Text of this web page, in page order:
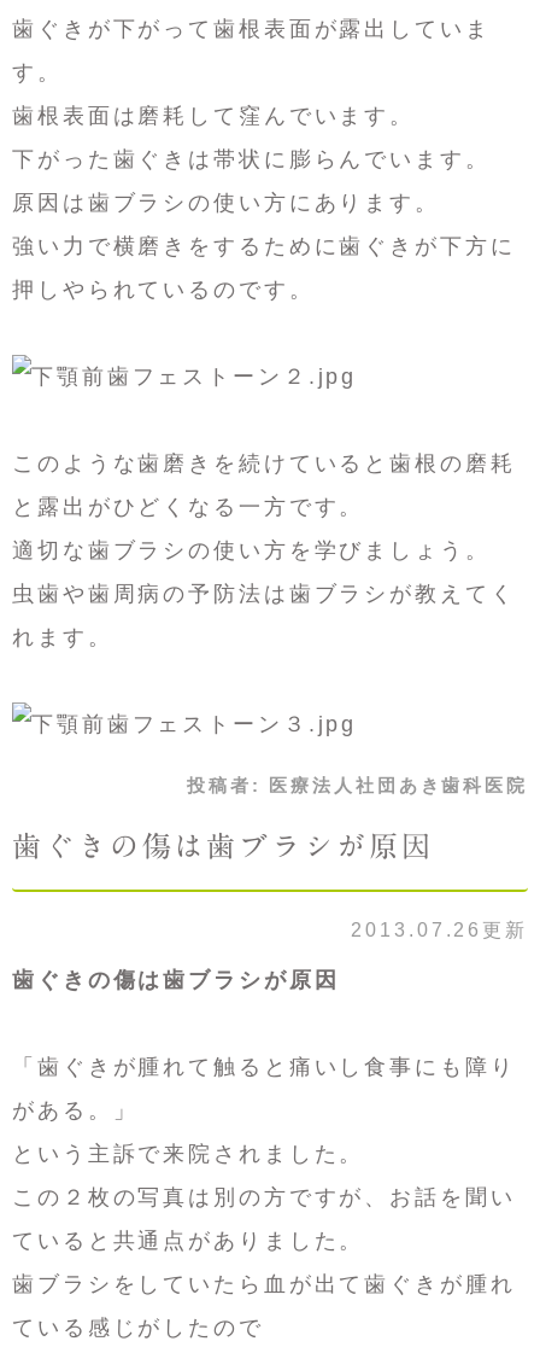
歯ぐきが下がって歯根表面が露出していま
す。
歯根表面は磨耗して窪んでいます。
下がった歯ぐきは帯状に膨らんでいます。
原因は歯ブラシの使い方にあります。
強い力で横磨きをするために歯ぐきが下方に
押しやられているのです。
このような歯磨きを続けていると歯根の磨耗
と露出がひどくなる一方です。
適切な歯ブラシの使い方を学びましょう。
虫歯や歯周病の予防法は歯ブラシが教えてく
れます。
投稿者: 医療法人社団あき歯科医院
歯ぐきの傷は歯ブラシが原因
2013.07.26更新
歯ぐきの傷は歯ブラシが原因
「歯ぐきが腫れて触ると痛いし食事にも障り
がある。」
という主訴で来院されました。
この２枚の写真は別の方ですが、お話を聞い
ていると共通点がありました。
歯ブラシをしていたら血が出て歯ぐきが腫れ
ている感じがしたので